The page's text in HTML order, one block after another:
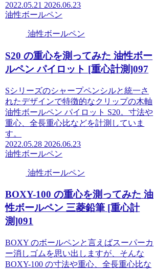
2022.05.21 2026.06.23
油性ボールペン
油性ボールペン
S20 の重心を測ってみた 油性ボー
ルペン パイロット [重心計測]097
Sシリーズのシャープペンシルと統一さ
れたデザインで特徴的なクリップの木軸
油性ボールペン パイロット S20。寸法や
重心、全長重心比などを計測していま
す。
2022.05.28 2026.06.23
油性ボールペン
油性ボールペン
BOXY-100 の重心を測ってみた 油
性ボールペン 三菱鉛筆 [重心計
測]091
BOXY のボールペンと言えばスーパーカ
ー消しゴムを思い出しますが、そんな
BOXY-100 の寸法や重心、全長重心比な